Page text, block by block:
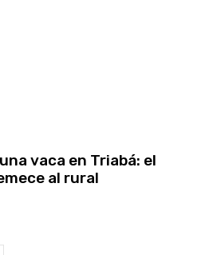
vaca en Triabá: el
al rural